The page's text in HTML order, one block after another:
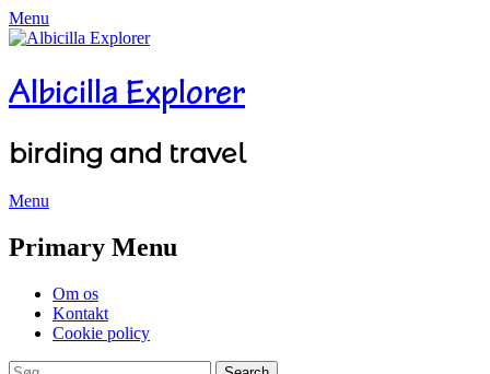
Menu
Albicilla Explorer
birding and travel
Menu
Primary Menu
Skip
content
Om os
Kontakt
Cookie policy
Search
Search